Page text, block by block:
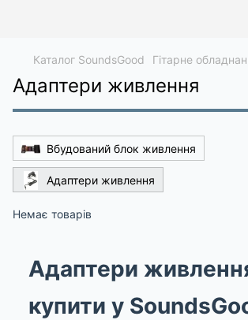
Каталог SoundsGood Гітарне
Адаптери живлення
Вбудований блок живлення
Адаптери живлення
Немає товарів
Адаптери
купити у